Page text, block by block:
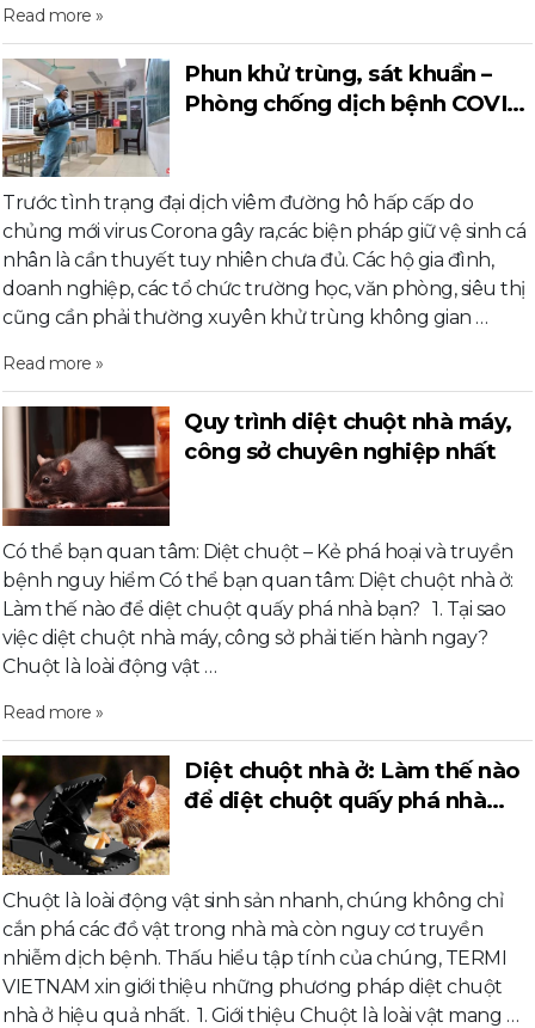
Read more »
Phun khử trùng, sát khuẩn –
Phòng chống dịch bệnh COVID
Trước tình trạng đại dịch viêm đường hô hấp cấp do
chủng mới virus Corona gây ra,các biện pháp giữ vệ sinh cá
nhân là cần thuyết tuy nhiên chưa đủ. Các hộ gia đình,
doanh nghiệp, các tổ chức trường học, văn phòng, siêu thị
cũng cần phải thường xuyên khử trùng không gian …
Read more »
Quy trình diệt chuột nhà máy,
công sở chuyên nghiệp nhất
Có thể bạn quan tâm: Diệt chuột – Kẻ phá hoại và truyền
bệnh nguy hiểm Có thể bạn quan tâm: Diệt chuột nhà ở:
Làm thế nào để diệt chuột quấy phá nhà bạn? 1. Tại sao
việc diệt chuột nhà máy, công sở phải tiến hành ngay?
Chuột là loài động vật …
Read more »
Diệt chuột nhà ở: Làm thế nào
để diệt chuột quấy phá nhà
Chuột là loài động vật sinh sản nhanh, chúng không chỉ
cắn phá các đồ vật trong nhà mà còn nguy cơ truyền
nhiễm dịch bệnh. Thấu hiểu tập tính của chúng, TERMI
VIETNAM xin giới thiệu những phương pháp diệt chuột
nhà ở hiệu quả nhất. 1. Giới thiệu Chuột là loài vật mang …